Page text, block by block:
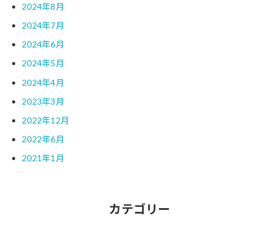
2024年8月
2024年7月
2024年6月
2024年5月
2024年4月
2023年3月
2022年12月
2022年6月
2021年1月
カテゴリー